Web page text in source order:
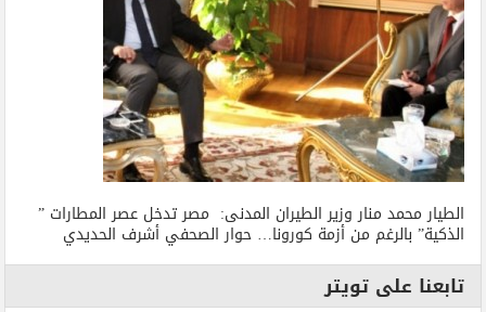
الطيار محمد منار وزير الطيران المدنى: مصر تدخل عصر المطارات ”
الذكية” بالرغم من أزمة كورونا… حوار الصحفي أشرف الحديدي
تابعنا على تويتر